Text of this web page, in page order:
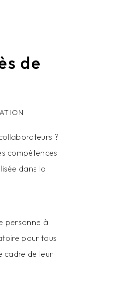
de
?
compétences
dans la
personne à
pour tous
cadre de leur